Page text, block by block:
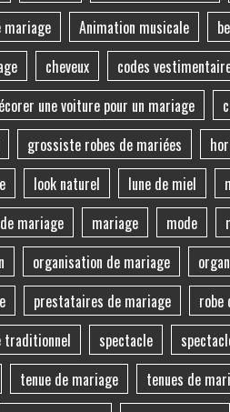
mariage
Animation musicale
cheveux
codes
une voiture pour un mariage
grossiste robes de mariées
look naturel lune de miel
mariage
mariage mode
organisation de mariage
prestataires de mariage
robe
spectacle
tenue de mariage
tenues de